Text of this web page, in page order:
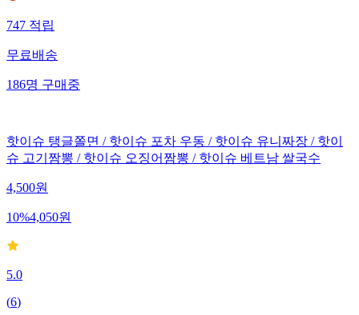
747적립
무료배송
186명구매중
핫이슈 탱글쫄면 / 핫이슈 포차 우동 / 핫이슈 유니짜장 / 핫이
슈 고기짬뽕 / 핫이슈 오징어짬뽕 / 핫이슈 베트남 쌀국수
4,500원
10%4,050원
5.0
(6)